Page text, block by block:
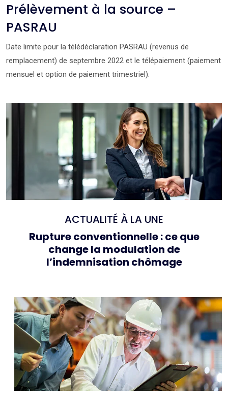
Prélèvement à la source –
PASRAU
Date limite pour la télédéclaration PASRAU (revenus de
remplacement) de septembre 2022 et le télépaiement (paiement
mensuel et option de paiement trimestriel).
ACTUALITÉ À LA UNE
Rupture conventionnelle : ce que
change la modulation de
l’indemnisation chômage